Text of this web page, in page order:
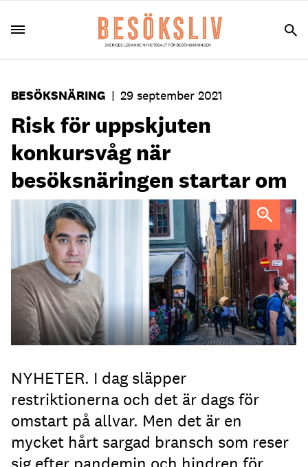
BESÖKSNÄRING | 29 september 2021
Risk för uppskjuten
konkursvåg när
besöksnäringen startar om
Thomas Jakobsson, chefekonom Visita. Foto: Visita och
Michelle Raponi
NYHETER. I dag släpper
restriktionerna och det är dags för
omstart på allvar. Men det är en
mycket hårt sargad bransch som reser